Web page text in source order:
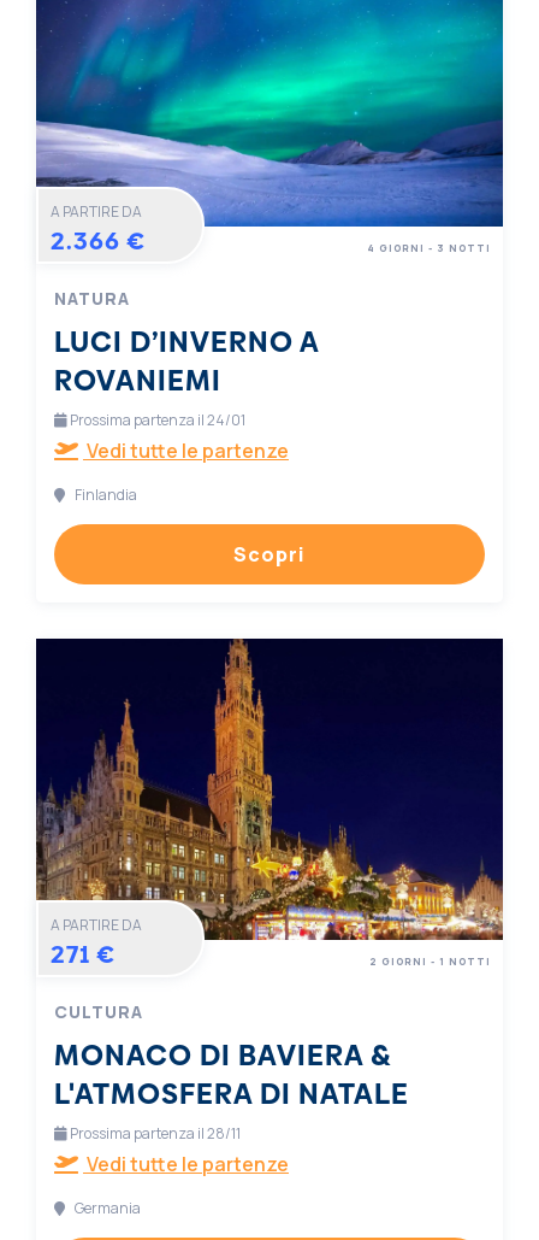
A PARTIRE DA
2.366 €
NATURA
LUCI D’INVERNO A
ROVANIEMI
4 GIORNI - 3 NOTTI
Prossima partenza il 24/01
Vedi tutte le partenze
Finlandia
Scopri
A PARTIRE DA
271 €
CULTURA
MONACO DI BAVIERA &
L'ATMOSFERA DI NATALE
2 GIORNI - 1 NOTTI
Prossima partenza il 28/11
Vedi tutte le partenze
Germania